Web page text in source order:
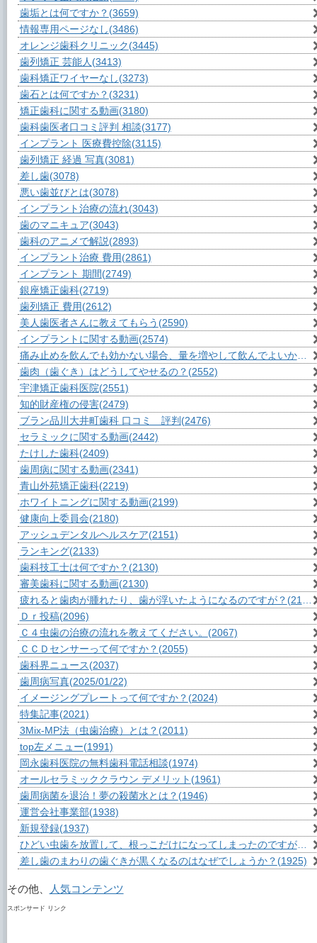
歯垢とは何ですか？ (3659)
情報専用ページなし(3486)
オレンジ歯科クリニック(3445)
歯列矯正 芸能人 (3413)
歯科矯正ワイヤーなし(3273)
歯石とは何ですか？ (3231)
矯正歯科に関する動画(3180)
歯科歯医者口コミ評判 相談(3177)
インプラント 医療費控除(3115)
歯列矯正 経過 写真(3081)
差し歯(3078)
悪い歯並びとは(3078)
インプラント治療の流れ(3043)
歯のマニキュア(3043)
歯科のアニメで解説(2893)
インプラント治療 費用(2861)
インプラント 期間(2749)
銀座矯正歯科(2719)
歯列矯正 費用(2612)
美人歯医者さんに教えてもらう (2590)
インプラントに関する動画(2574)
痛み止めを飲んでも効かない場合、量を増やして飲んでよいか？
歯肉（歯ぐき）はどうしてやせるの？ (2552)
宇津矯正歯科医院(2551)
知的財産権の侵害(2479)
ブラン品川大井町歯科 口コミ 評判 (2476)
セラミックに関する動画(2442)
たけした歯科(2409)
歯周病に関する動画(2341)
青山外苑矯正歯科(2219)
ホワイトニングに関する動画(2199)
健康向上委員会(2180)
アッシュデンタルヘルスケア(2151)
ランキング(2133)
歯科技工士は何ですか？ (2130)
審美歯科に関する動画(2130)
疲れると歯肉が腫れたり、歯が浮いたようになるのですが？ (2106)
Ｄｒ投稿(2096)
Ｃ４虫歯の治療の流れを教えてください。 (2067)
ＣＣＤセンサーって何ですか？ (2055)
歯科界ニュース(2037)
歯周病写真(2025/01/22)
イメージングプレートって何ですか？ (2024)
特集記事(2021)
3Mix-MP法（虫歯治療）とは？ (2011)
top左メニュー(1991)
岡永歯科医院の無料歯科電話相談(1974)
オールセラミッククラウン デメリット (1961)
歯周病菌を退治！夢の殺菌水とは？ (1946)
運営会社事業部(1938)
新規登録(1937)
ひどい虫歯を放置して、根っこだけになってしまったのですが？
差し歯のまわりの歯ぐきが黒くなるのはなぜでしょうか？ (1925)
その他、 人気コンテンツ
スポンサード リンク